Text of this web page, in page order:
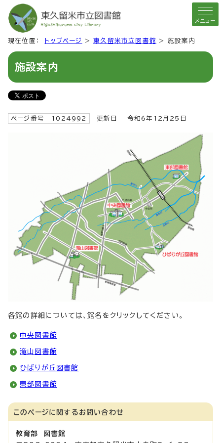
メニュー
現在位置： トップページ >東久留米市立図書館 > 施設案内
施設案内
ページ番号 1024992 更新日 令和6年12月25日
各館の詳細については、館名をクリックしてください。
中央図書館
滝山図書館
ひばりが丘図書館
東部図書館
このページに関する お問い合わせ
教育部 図書館